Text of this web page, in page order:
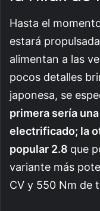
Hasta el
estará
alimentan a las
pocos detalles
japonesa, se
primera sería
electrificado; la
popular 2.8 que
variante más
CV y 550 Nm de